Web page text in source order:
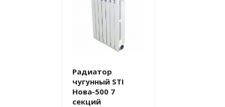
Радиатор
чугунный STI
Нова-500 7
секций